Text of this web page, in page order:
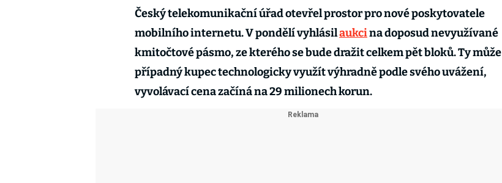
Český telekomunikační úřad otevřel prostor pro nové poskytovatele
mobilního internetu. V pondělí vyhlásilaukcina doposud nevyužívané
kmitočtové pásmo, ze kterého se bude dražit celkem pět bloků. Ty může
případný kupec technologicky využít výhradně podle svého uvážení,
vyvolávací cena začíná na 29 milionech korun.